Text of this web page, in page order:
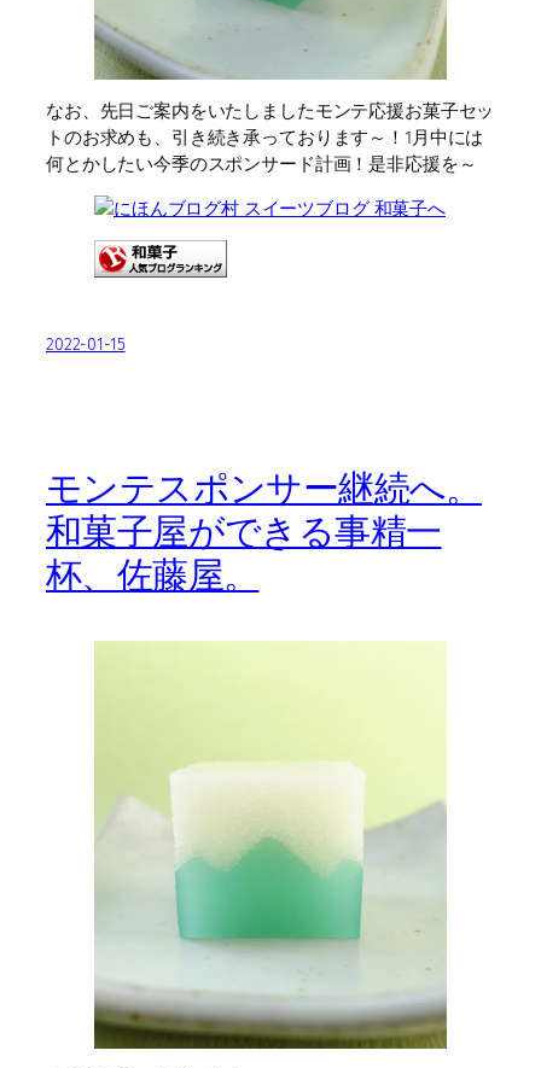
なお、先日ご案内をいたしましたモンテ応援お菓子セッ
トのお求めも、引き続き承っております～！1月中には
何とかしたい今季のスポンサード計画！是非応援を～
2022-01-15
モンテスポンサー継続へ。
和菓子屋ができる事精一
杯、佐藤屋。